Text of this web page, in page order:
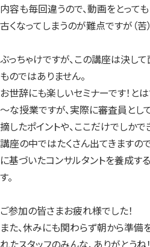
内容も毎回違うので、動画をとっても
古くなってしまうのが難点ですが（苦）
ぶっちゃけですが、この講座は決し
ものではありません。
お世辞にも楽しいセミナーです！と
～な授業ですが、実際に審査員とし
摘したポイントや、ここだけでしか
講座の中ではたくさん出てきますので
に基づいたコンサルタントを養成す
す。
ご参加の皆さまお疲れ様でした！
また、休みにも関わらず朝から準備
れたスタッフのみんな、ありがとうね！